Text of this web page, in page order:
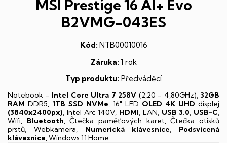
MSI Prestige 16 AI+ Evo
B2VMG-043ES
Kód: NTB00010016
Záruka: 1 rok
Typ produktu: Předváděcí
Notebook - Intel Core Ultra 7 258V (2,20 - 4,80GHz), 32GB
RAM DDR5, 1TB SSD NVMe, 16" LED OLED 4K UHD displej
(3840x2400px), Intel Arc 140V, HDMI, LAN, USB 3.0, USB-C,
Wifi, Bluetooth, Čtečka paměťových karet, Čtečka otisků
prstů, Webkamera, Numerická klávesnice, Podsvícená
klávesnice, Windows 11 Home